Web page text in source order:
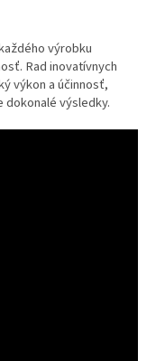
výrobku
Rad inovatívnych
výkon a účinnosť,
dokonalé výsledky.